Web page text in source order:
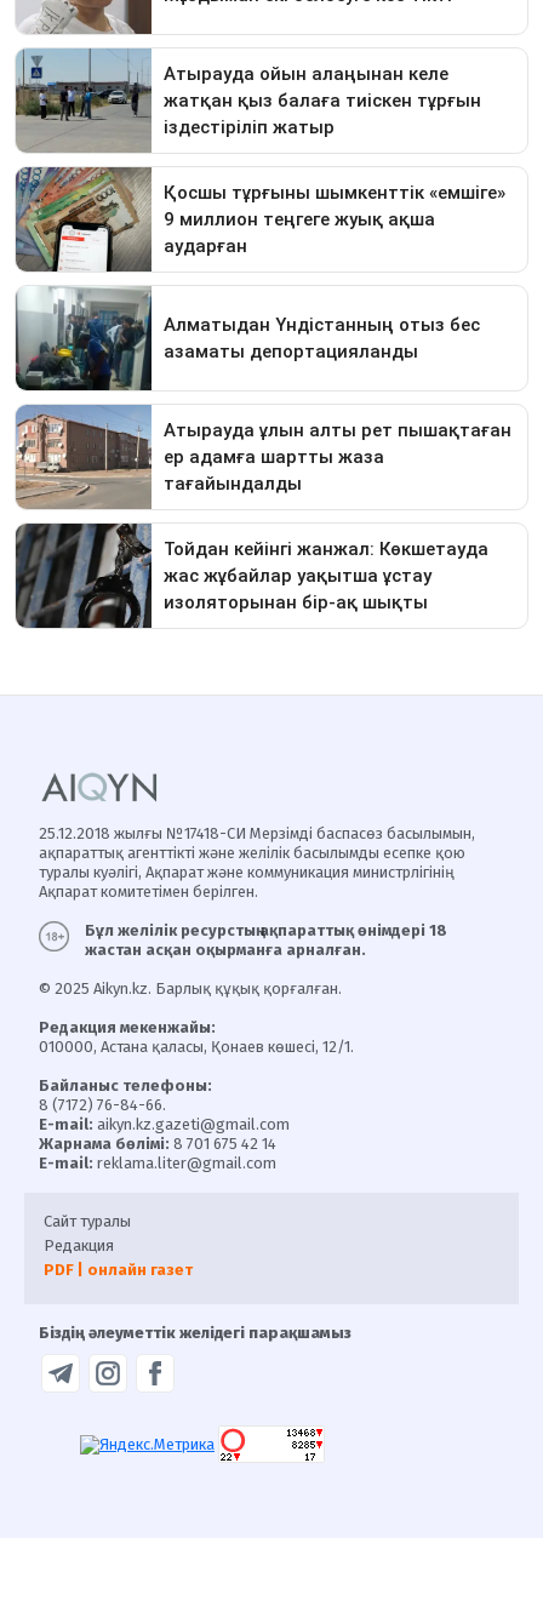
25.12.2018 жылғы №17418-СИ Мерзімді баспасөз басылымын,
ақпараттық агенттікті және желілік басылымды есепке қою
туралы куәлігі, Ақпарат және коммуникация министрлігінің
Ақпарат комитетімен берілген.
Бұл желілік ресурстың ақпараттық өнімдері 18
жастан асқан оқырманға арналған.
© 2025 Aikyn.kz. Барлық құқық қорғалған.
Редакция мекенжайы:
010000, Астана қаласы, Қонаев көшесі, 12/1.
Байланыс телефоны:
8 (7172) 76-84-66.
E-mail: aikyn.kz.gazeti@gmail.com
Жарнама бөлімі: 8 701 675 42 14
E-mail: reklama.liter@gmail.com
Сайт туралы
Редакция
PDF | онлайн газет
Біздің әлеуметтік желідегі парақшамыз